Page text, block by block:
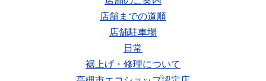
店舗までの道順
店舗駐車場
日常
裾上げ・修理について